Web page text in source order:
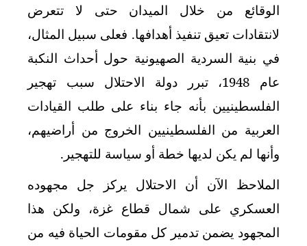
الوقائع من خلال الميدان حتى لا تتعرض
لانتقادات تعيق تنفيذ أهدافها. فعلى سبيل المثال،
في بنية السردية الصهيونية حول أحداث النكبة
عام 1948، تبرر دولة الاحتلال سبب تهجير
الفلسطينيين بأنه جاء بناء على طلب القيادات
العربية من الفلسطينيين الخروج من أراضيهم،
وأنها لم يكن لديها خطة أو سياسة للتهجير.
الملاحظ الآن أن الاحتلال يركز جل مجهوده
العسكري على شمال قطاع غزة، ولكن هذا
المجهود يضمن تدمير كل مقومات الحياة فيه من